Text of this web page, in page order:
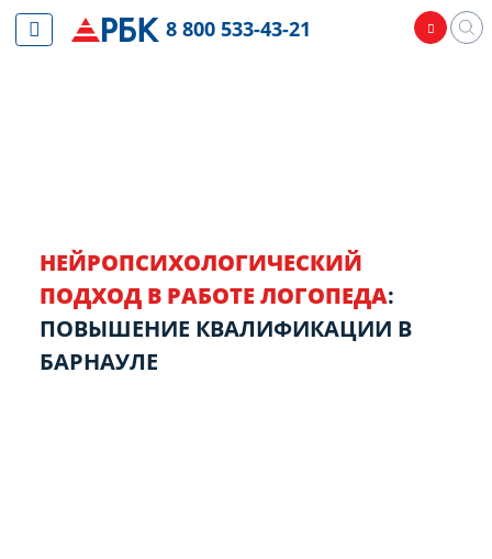
НЕЙРОПСИХОЛОГИЧЕСКИЙ
ПОДХОД В РАБОТЕ ЛОГОПЕДА:
ПОВЫШЕНИЕ КВАЛИФИКАЦИИ В
БАРНАУЛЕ
8 800 533-43-21